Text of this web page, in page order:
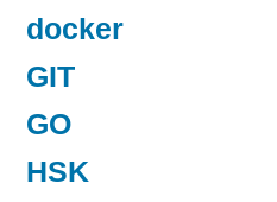
docker
GIT
GO
HSK